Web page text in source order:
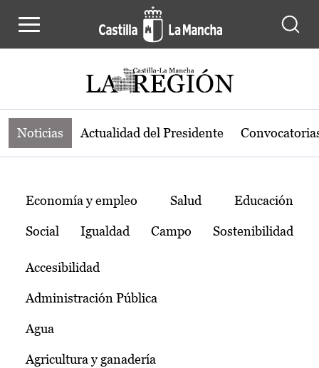
Noticias de la región de Castilla-La
Noticias Actualidad del Presidente
Temas
Economía y empleo Salud Educación
Social Igualdad Campo Sostenibilidad
Accesibilidad
Administración Pública
Agua
Agricultura y ganadería